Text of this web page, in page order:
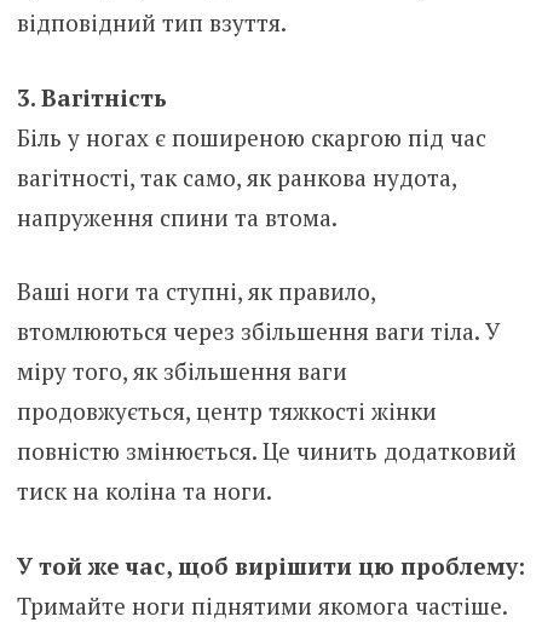
відповідний тип взуття.
3. Вагітність
Біль у ногах є поширеною скаргою під час
вагітності, так само, як ранкова нудота,
напруження спини та втома.
Ваші ноги та ступні, як правило,
втомлюються через збільшення ваги тіла. У
міру того, як збільшення ваги
продовжується, центр тяжкості жінки
повністю змінюється. Це чинить додатковий
тиск на коліна та ноги.
У той же час, щоб вирішити цю проблему:
Тримайте ноги піднятими якомога частіше.